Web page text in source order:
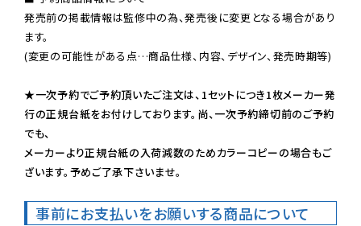
発売前の掲載情報は監修中の為、発売後に変更となる場合があり
ます。
(変更の可能性がある点…商品仕様、内容、デザイン、発売時期等)
★一次予約でご予約頂いたご注文は、1セットにつき1枚メーカー発
行の正規台紙をお付けしております。尚、一次予約締切前のご予約
でも、
メーカーより正規台紙の入荷減数のためカラーコピーの場合もご
ざいます。予めご了承下さいませ。
事前にお支払いをお願いする商品について